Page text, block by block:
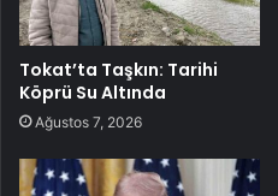
Tokat’ta Taşkın: Tarihi
Köprü Su Altında
Ağustos 7, 2026